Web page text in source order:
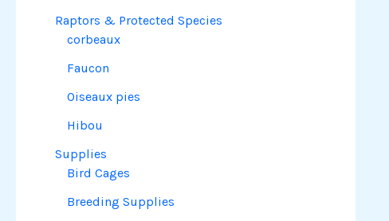
Raptors & Protected Species
corbeaux
Faucon
Oiseaux pies
Hibou
Supplies
Bird Cages
Breeding Supplies